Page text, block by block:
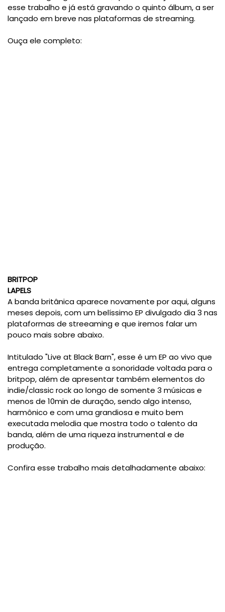
esse trabalho e já está gravando o quinto álbum, a ser
lançado em breve nas plataformas de streaming.
Ouça ele completo:
BRITPOP
LAPELS
A banda britânica aparece novamente por aqui, alguns
meses depois, com um belíssimo EP divulgado dia 3 nas
plataformas de streeaming e que iremos falar um
pouco mais sobre abaixo.
Intitulado "Live at Black Barn", esse é um EP ao vivo que
entrega completamente a sonoridade voltada para o
britpop, além de apresentar também elementos do
indie/classic rock ao longo de somente 3 músicas e
menos de 10min de duração, sendo algo intenso,
harmônico e com uma grandiosa e muito bem
executada melodia que mostra todo o talento da
banda, além de uma riqueza instrumental e de
produção.
Confira esse trabalho mais detalhadamente abaixo: